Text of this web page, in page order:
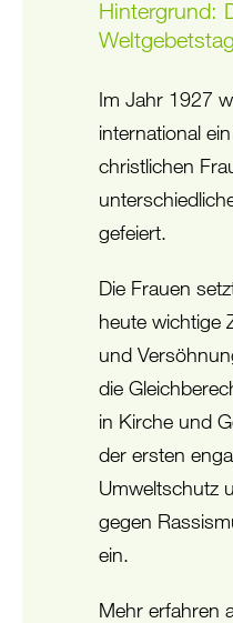
Hintergrund:
Weltgebetstag
Im Jahr 1927
international
christlichen
gefeiert.
Die Frauen
heute wichtige
und
die
in Kirche und
der ersten
Umweltschutz
gegen
ein.
Mehr erfahren